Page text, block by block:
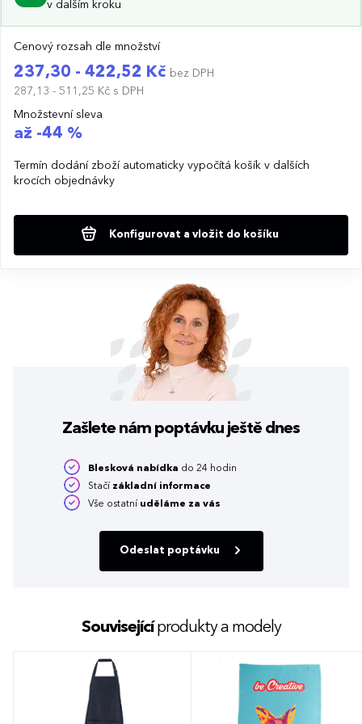
v dalším kroku
Cenový rozsah dle množství
237,30 - 422,52 Kč bez DPH
287,13 - 511,25 Kč s DPH
Množstevní sleva
až -44 %
Termín dodání zboží automaticky vypočítá košík v dalších
krocích objednávky
Konfigurovat a vložit do košíku
Zašlete nám poptávku ještě dnes
Blesková nabídka do 24 hodin
Stačí základní informace
Vše ostatní uděláme za vás
Odeslat poptávku
Souvisejícíprodukty a modely